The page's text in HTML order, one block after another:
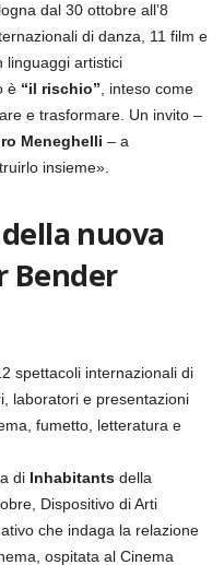
dal 30 ottobre all’8
di danza, 11 film e
linguaggi artistici
è “il rischio”, inteso come
e trasformare. Un invito –
Meneghelli – a
insieme».
nuova
Bender
spettacoli internazionali di
laboratori e presentazioni
fumetto, letteratura e
di Inhabitants della
Dispositivo di Arti
che indaga la relazione
ospitata al Cinema